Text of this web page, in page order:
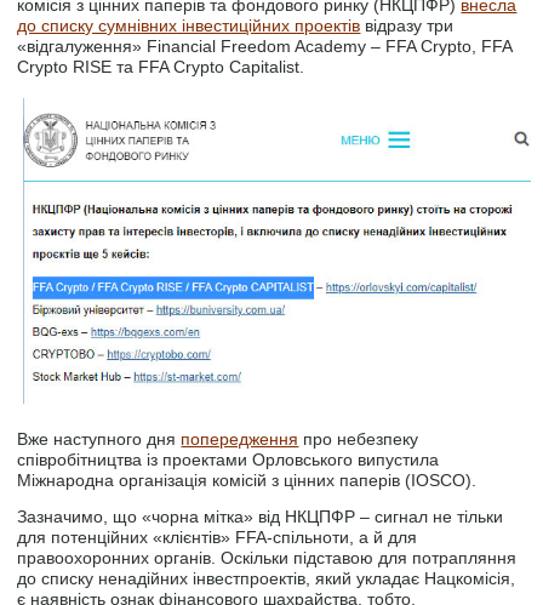
комісія з цінних паперів та фондового ринку (НКЦПФР) внесла
до списку сумнівних інвестиційних проектів відразу три
«відгалуження» Financial Freedom Academy – FFA Crypto, FFA
Crypto RISE та FFA Crypto Capitalist.
Вже наступного дня попередження про небезпеку
співробітництва із проектами Орловського випустила
Міжнародна організація комісій з цінних паперів (IOSCO).
Зазначимо, що «чорна мітка» від НКЦПФР – сигнал не тільки
для потенційних «клієнтів» FFA-спільноти, а й для
правоохоронних органів. Оскільки підставою для потрапляння
до списку ненадійних інвестпроектів, який укладає Нацкомісія,
є наявність ознак фінансового шахрайства, тобто,